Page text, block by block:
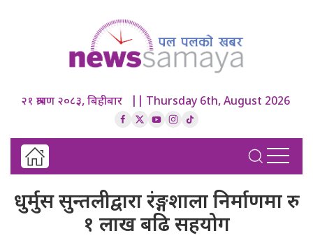
२१ श्रावण २०८३, बिहीबार || Thursday 6th, August 2026
धुर्मुस सुन्तलीद्वारा रंङ्गशाला निर्माणमा रु
१ लाख बढि सहयोग